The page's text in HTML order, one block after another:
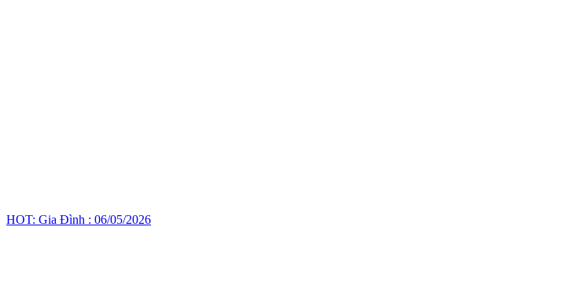
HOT: Gia Đình : 06/05/2026